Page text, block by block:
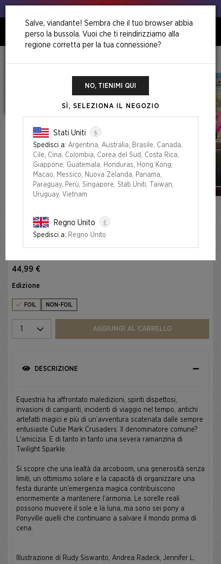
SECRET LAIR X MY LITTLE PONY: FRIENDSHIP IS MAGIC
44,99 €
Edizione
FOIL NON-FOIL
Seleziona la quantità
AGGIUNGI AL CARRELLO
DESCRIZIONE
Equestria ha affrontato maledizioni, spiriti dispettosi,
invasioni di cangianti, incidenti di viaggio nel tempo, antichi
artefatti magici e più di un’avventura scatenata dalle sempre
entusiaste Cutie Mark Crusaders. Il denominatore comune?
L'amicizia. E di tanto in tanto una severa ramanzina di
Twilight Sparkle.
Si scopre che una lealtà da arcoboom, una generosità senza
limiti, un ottimismo solare e la capacità di organizzare una
festa durante un’emergenza magica contribuiscono
enormemente a mantenere l’armonia. Le sorelle reali
possono muovere il sole e la luna, ma sono sei pony a
Ponyville quelli che continuano a salvare il mondo prima di
cena.
Illustrazione di Rudy Siswanto, Andrea Radeck, Jennifer L.
Salve, viandante! Sembra che il tuo browser abbia
perso la bussola. Vuoi che ti reindirizziamo alla
regione corretta per la tua connessione?
NO, TIENIMI QUI
SÌ, SELEZIONA IL NEGOZIO
Stati Uniti $
Spedisci a: Argentina, Australia, Brasile, Canada,
Cile, Cina, Colombia, Corea del Sud, Costa Rica,
Giappone, Guatemala, Honduras, Hong Kong,
Macao, Messico, Nuova Zelanda, Panama,
Paraguay, Perù, Singapore, Stati Uniti, Taiwan,
Uruguay, Vietnam
Regno Unito £
Spedisci a: Regno Unito